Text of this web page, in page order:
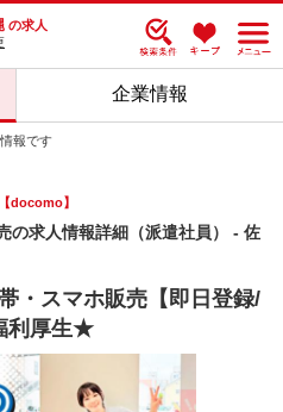
の求人
企業情報
報です
docomo】
の求人情報詳細（派遣社員） - 佐
スマホ販売【即日登録/
利厚生★